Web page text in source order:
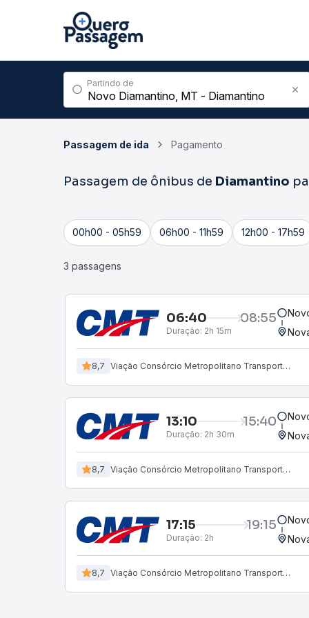
Partindo de
Passagem de ida Pagamento
Passagem de ônibus de Diamantino
00h00 - 05h59 06h00 - 11h59 12h00 - 17h59
3 passagens
06:40 08:55
Duração: 2h 15m
8,7 Viação Consórcio Metropolitano Transporte (CMT)
13:10 15:40
Duração: 2h 30m
8,7 Viação Consórcio Metropolitano Transporte (CMT)
17:15 19:15
Duração: 2h
8,7 Viação Consórcio Metropolitano Transporte (CMT)